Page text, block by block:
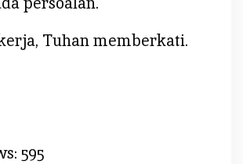
Tuhan memberkati.
595